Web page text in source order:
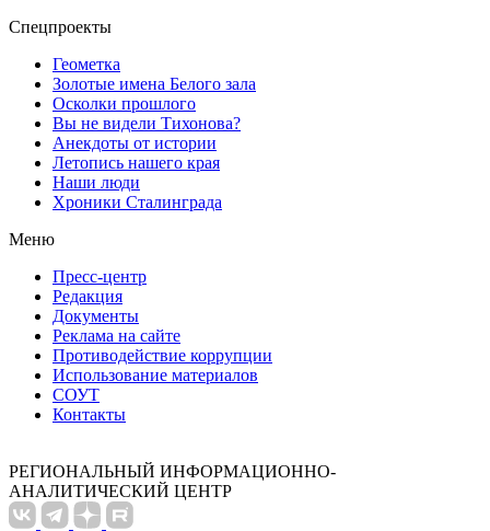
Спецпроекты
Геометка
Золотые имена Белого зала
Осколки прошлого
Вы не видели Тихонова?
Анекдоты от истории
Летопись нашего края
Наши люди
Хроники Сталинграда
Меню
Пресс-центр
Редакция
Документы
Реклама на сайте
Противодействие коррупции
Использование материалов
СОУТ
Контакты
РЕГИОНАЛЬНЫЙ ИНФОРМАЦИОННО-
АНАЛИТИЧЕСКИЙ ЦЕНТР